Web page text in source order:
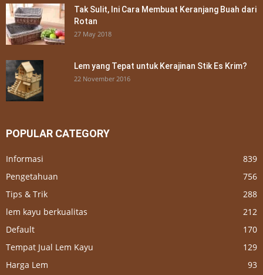
Tak Sulit, Ini Cara Membuat Keranjang Buah dari
Rotan
27 May 2018
Lem yang Tepat untuk Kerajinan Stik Es Krim?
22 November 2016
POPULAR CATEGORY
Informasi
839
Pengetahuan
756
Tips & Trik
288
lem kayu berkualitas
212
Default
170
Tempat Jual Lem Kayu
129
Harga Lem
93